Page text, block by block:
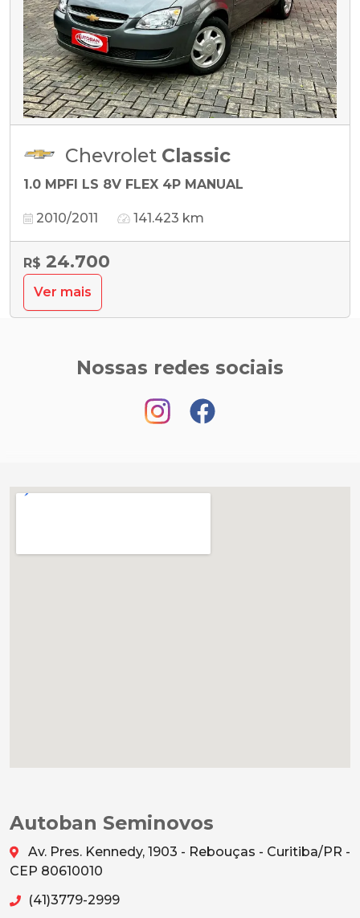
Chevrolet Classic
1.0 MPFI LS 8V FLEX 4P MANUAL
2010/2011 141.423 km
R$ 24.700
Ver mais
Nossas redes sociais
Autoban Seminovos
Av. Pres. Kennedy, 1903 - Rebouças - Curitiba/PR -
CEP 80610010
(41)3779-2999